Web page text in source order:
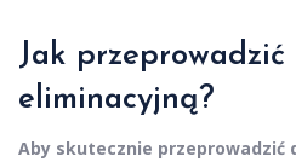
Jak przeprowadzić
eliminacyjną?
Aby skutecznie przeprowadzić